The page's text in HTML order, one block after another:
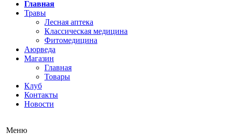
Главная
Травы
Лесная аптека
Классическая медицина
Фитомедицина
Аюрведа
Магазин
Главная
Товары
Клуб
Контакты
Новости
Меню